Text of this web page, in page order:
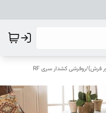
فرش)/روفرشی کشدار سری RF